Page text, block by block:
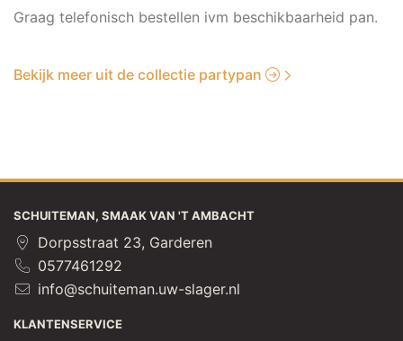
Graag telefonisch bestellen ivm beschikbaarheid pan.
Bekijk meer uit de collectie partypan
SCHUITEMAN, SMAAK VAN 'T AMBACHT
Dorpsstraat 23, Garderen
0577461292
info@schuiteman.uw-slager.nl
KLANTENSERVICE